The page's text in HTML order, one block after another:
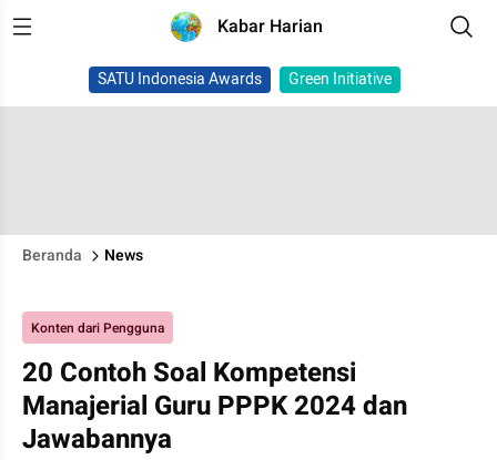
Kabar Harian
SATU Indonesia Awards Green Initiative
Beranda News
Konten dari Pengguna
20 Contoh Soal Kompetensi
Manajerial Guru PPPK 2024 dan
Jawabannya